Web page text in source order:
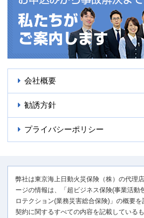
会社概要
勧誘方針
プライバシーポリシー
弊社は東京海上日動火災保険（株）の代理
ージの情報は、「超ビジネス保険(事業活動
ロテクション(業務災害総合保険)」の概要
契約に関するすべての内容を記載している